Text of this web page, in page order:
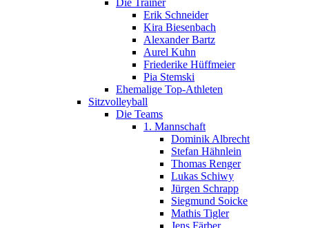
Erik Schneider
Kira Biesenbach
Alexander Bartz
Aurel Kuhn
Friederike Hüffmeier
Pia Stemski
Ehemalige Top-Athleten
Sitzvolleyball
Die Teams
1. Mannschaft
Dominik Albrecht
Stefan Hähnlein
Thomas Renger
Lukas Schiwy
Jürgen Schrapp
Siegmund Soicke
Mathis Tigler
Jens Färber